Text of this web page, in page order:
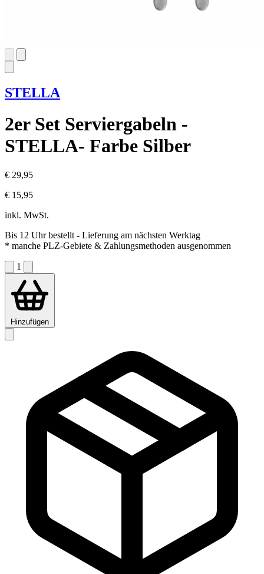
STELLA
2er Set Serviergabeln -
STELLA- Farbe Silber
€ 29,95
€ 15,95
inkl. MwSt.
Bis 12 Uhr bestellt - Lieferung am nächsten Werktag
* manche PLZ-Gebiete & Zahlungsmethoden ausgenommen
1
Hinzufügen